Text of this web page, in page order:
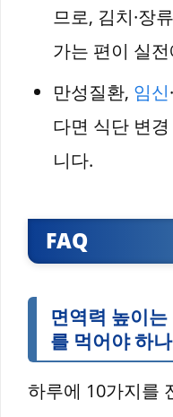
므로, 김치·장
가는 편이 실
만성질환, 임신
다면 식단 변
니다.
FAQ
면역력 높이
를 먹어야 하
하루에 10가지를